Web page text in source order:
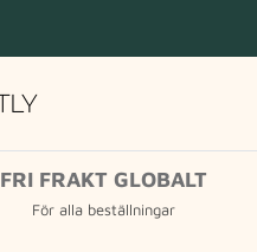
FRI FRAKT GLOBALT
För alla beställningar